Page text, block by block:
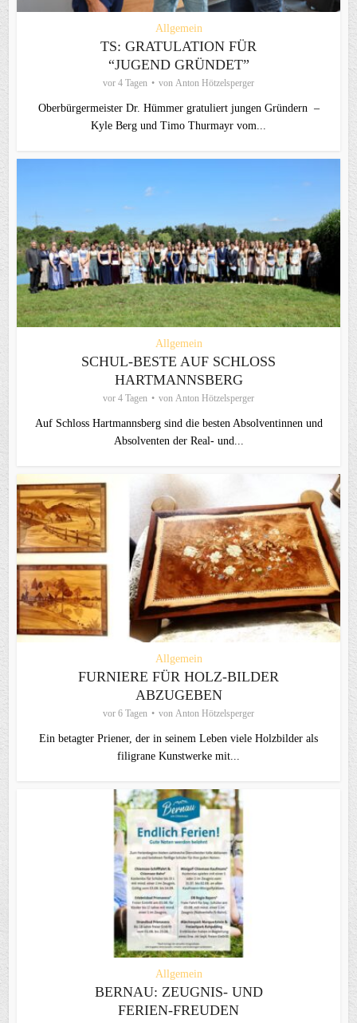
Allgemein
TS: GRATULATION FÜR
“JUGEND GRÜNDET”
vor 4 Tagen von Anton Hötzelsperger
Oberbürgermeister Dr. Hümmer gratuliert jungen Gründern –
Kyle Berg und Timo Thurmayr vom...
Allgemein
SCHUL-BESTE AUF SCHLOSS
HARTMANNSBERG
vor 4 Tagen von Anton Hötzelsperger
Auf Schloss Hartmannsberg sind die besten Absolventinnen und
Absolventen der Real- und...
Allgemein
FURNIERE FÜR HOLZ-BILDER
ABZUGEBEN
vor 6 Tagen von Anton Hötzelsperger
Ein betagter Priener, der in seinem Leben viele Holzbilder als
filigrane Kunstwerke mit...
Allgemein
BERNAU: ZEUGNIS- UND
FERIEN-FREUDEN